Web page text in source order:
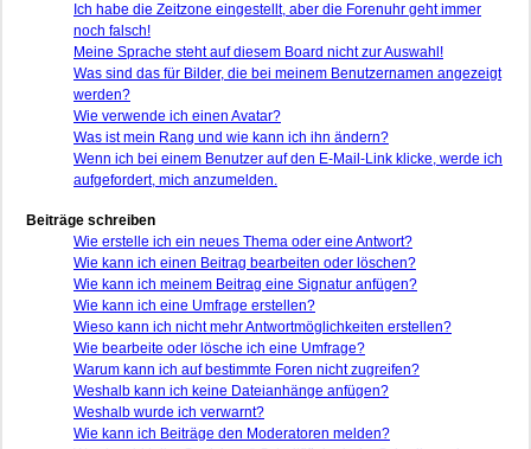
Ich habe die Zeitzone eingestellt, aber die Forenuhr geht immer
noch falsch!
Meine Sprache steht auf diesem Board nicht zur Auswahl!
Was sind das für Bilder, die bei meinem Benutzernamen angezeigt
werden?
Wie verwende ich einen Avatar?
Was ist mein Rang und wie kann ich ihn ändern?
Wenn ich bei einem Benutzer auf den E-Mail-Link klicke, werde ich
aufgefordert, mich anzumelden.
Beiträge schreiben
Wie erstelle ich ein neues Thema oder eine Antwort?
Wie kann ich einen Beitrag bearbeiten oder löschen?
Wie kann ich meinem Beitrag eine Signatur anfügen?
Wie kann ich eine Umfrage erstellen?
Wieso kann ich nicht mehr Antwortmöglichkeiten erstellen?
Wie bearbeite oder lösche ich eine Umfrage?
Warum kann ich auf bestimmte Foren nicht zugreifen?
Weshalb kann ich keine Dateianhänge anfügen?
Weshalb wurde ich verwarnt?
Wie kann ich Beiträge den Moderatoren melden?